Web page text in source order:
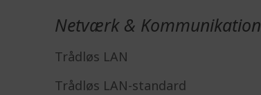
Netværk & Kommunikation
Trådløs LAN
Trådløs LAN-standard